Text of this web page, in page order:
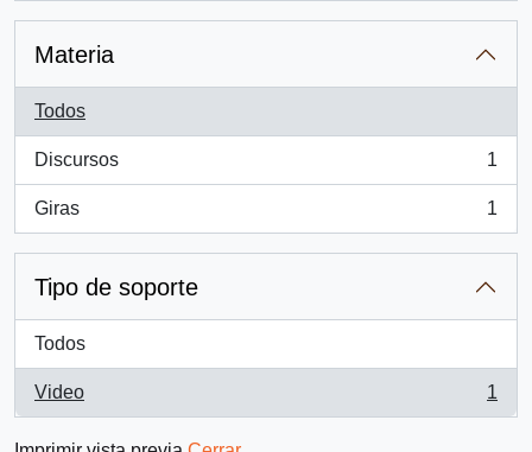
Materia
Todos
Discursos
, 1 resultados
1
Giras
, 1 resultados
1
Tipo de soporte
Todos
Video
, 1 resultados
1